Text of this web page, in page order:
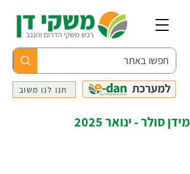
תנו לנו משוב
מידן סולר - ינואר 2025